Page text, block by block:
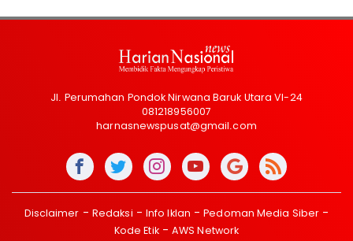
Jl. Perumahan Pondok Nirwana Baruk Utara VI-24
081218956007
harnasnewspusat@gmail.com
Disclaimer Redaksi Info Iklan
Pedoman Media Siber
Kode Etik
AWS Network